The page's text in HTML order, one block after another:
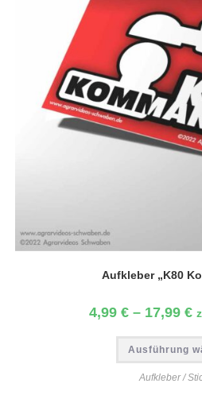
Aufkleber „K80
4,99 €– 17,99 €
Ausführung
Aufkleber /